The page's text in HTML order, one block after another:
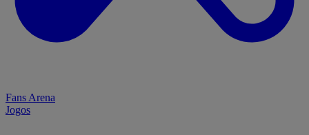
Fans Arena
Jogos